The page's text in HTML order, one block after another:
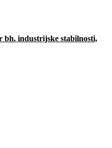
industrijske stabilnosti,